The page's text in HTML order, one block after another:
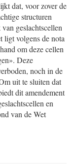
dat, voor zover de
structuren
geslachtscellen
ligt volgens de nota
om deze cellen
Deze
noch in de
uit te sluiten dat
dit amendement
en
van de Wet